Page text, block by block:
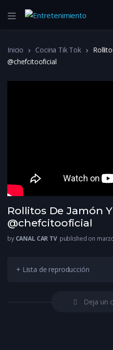
Inicio Cocina Tik Tok
@chefcitooficial
Rollitos De Jamón
@chefcitooficial
by CANAL CAR TV published on
+ Lista de reproducción
Deja un